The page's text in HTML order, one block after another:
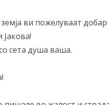
земја ви пожелуваат
сета душа ваша.